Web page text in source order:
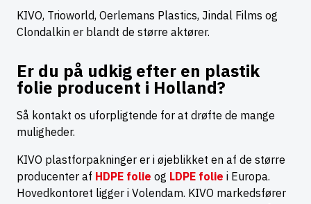
KIVO, Trioworld, Oerlemans Plastics, Jindal Films og
Clondalkin er blandt de større aktører.
Er du på udkig efter en plastik
folie producent i Holland?
Så kontakt os uforpligtende for at drøfte de mange
muligheder.
KIVO plastforpakninger er i øjeblikket en af de større
producenter af HDPE folie og LDPE folie i Europa.
Hovedkontoret ligger i Volendam. KIVO markedsfører